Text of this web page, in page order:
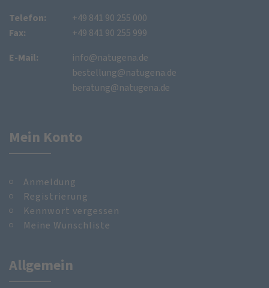
Telefon:
Fax:
+49 841 90 255 000
+49 841 90 255 999
E-Mail:
info@natugena.de
bestellung@natugena.de
beratung@natugena.de
Mein Konto
Anmeldung
Registrierung
Kennwort vergessen
Meine Wunschliste
Allgemein